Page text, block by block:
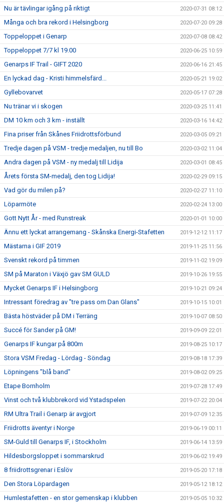
Nu är tävlingar igång på riktigt 2020-07-31 08:12
Många och bra rekord i Helsingborg 2020-07-20 09:28
Toppeloppet i Genarp 2020-07-08 08:42
Toppeloppet 7/7 kl 19.00 2020-06-25 10:59
Genarps IF Trail - GIFT 2020 2020-06-16 21:45
En lyckad dag - Kristi himmelsfärd... 2020-05-21 19:02
Gyllebovarvet 2020-05-17 07:28
Nu tränar vi i skogen 2020-03-25 11:41
DM 10 km och 3 km - inställt 2020-03-16 14:42
Fina priser från Skånes Friidrottsförbund 2020-03-05 09:21
Tredje dagen på VSM - tredje medaljen, nu till Bo 2020-03-02 11:04
Andra dagen på VSM - ny medalj till Lidija 2020-03-01 08:45
Årets första SM-medalj, den tog Lidija! 2020-02-29 09:15
Vad gör du milen på? 2020-02-27 11:10
Löparmöte 2020-02-24 13:00
Gott Nytt År - med Runstreak 2020-01-01 10:00
Ännu ett lyckat arrangemang - Skånska Energi-Stafetten 2019-12-12 11:17
Mästarna i GIF 2019 2019-11-25 11:56
Svenskt rekord på timmen 2019-11-02 19:09
SM på Maraton i Växjö gav SM GULD 2019-10-26 19:55
Mycket Genarps IF i Helsingborg 2019-10-21 09:24
Intressant föredrag av "tre pass om Dan Glans" 2019-10-15 10:01
Bästa höstväder på DM i Terräng 2019-10-07 08:50
Succé för Sander på GM! 2019-09-09 22:01
Genarps IF kungar på 800m 2019-08-25 10:17
Stora VSM Fredag - Lördag - Söndag 2019-08-18 17:39
Löpningens "blå band" 2019-08-02 09:25
Etape Bornholm 2019-07-28 17:49
Vinst och två klubbrekord vid Ystadspelen 2019-07-22 20:04
RM Ultra Trail i Genarp är avgjort 2019-07-09 12:35
Friidrotts äventyr i Norge 2019-06-19 00:11
SM-Guld till Genarps IF, i Stockholm 2019-06-14 13:59
Hildesborgsloppet i sommarskrud 2019-06-02 19:49
8 friidrottsgrenar i Eslöv 2019-05-20 17:18
Den Stora Löpardagen 2019-05-12 18:12
Humlestafetten - en stor gemenskap i klubben 2019-05-05 10:32